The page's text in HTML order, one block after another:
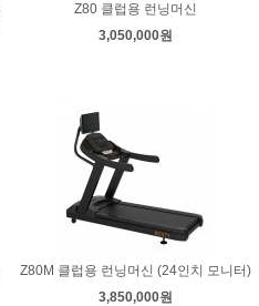
Z80 클럽용 런닝머신
3,050,000원
Z80M 클럽용 런닝머신 (24인치 모니터)
3,850,000원